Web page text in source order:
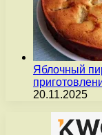
Яблочный
20.11.2025